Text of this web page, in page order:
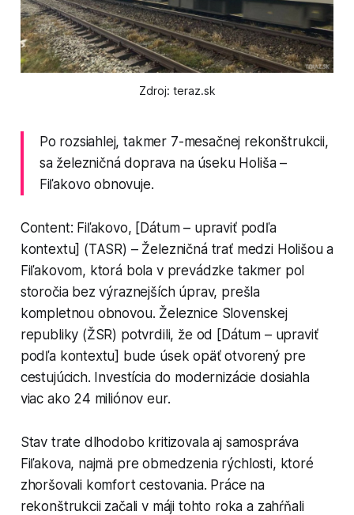
Zdroj: teraz.sk
Po rozsiahlej, takmer 7-mesačnej rekonštrukcii,
sa železničná doprava na úseku Holiša –
Fiľakovo obnovuje.
Content: Fiľakovo, [Dátum – upraviť podľa
kontextu] (TASR) – Železničná trať medzi Holišou a
Fiľakovom, ktorá bola v prevádzke takmer pol
storočia bez výraznejších úprav, prešla
kompletnou obnovou. Železnice Slovenskej
republiky (ŽSR) potvrdili, že od [Dátum – upraviť
podľa kontextu] bude úsek opäť otvorený pre
cestujúcich. Investícia do modernizácie dosiahla
viac ako 24 miliónov eur.
Stav trate dlhodobo kritizovala aj samospráva
Fiľakova, najmä pre obmedzenia rýchlosti, ktoré
zhoršovali komfort cestovania. Práce na
rekonštrukcii začali v máji tohto roka a zahŕňali